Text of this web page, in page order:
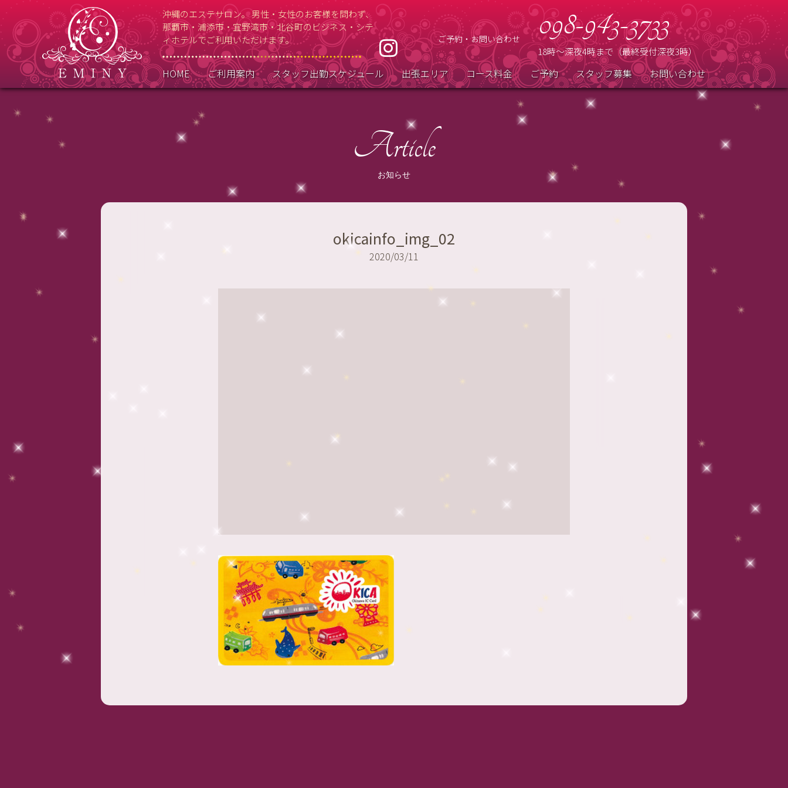
沖縄のエステサロン。 男性・女性のお客様を問わず、
那覇市・浦添市・宜野湾市・北谷町のビジネス・シテ
ィホテルでご利用いただけます。
ご予約・お問い合わせ 098-943-3733
18時～深夜4時まで（最終受付深夜3時）
HOME ご利用案内 スタッフ出勤スケジュール 出張エリア コース料金 ご予約 スタッフ募集 お問い合わせ
Article
お知らせ
okicainfo_img_02
2020/03/11